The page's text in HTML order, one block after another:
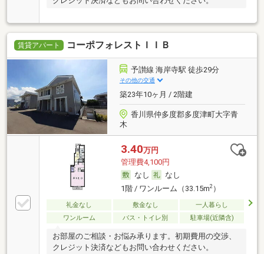
賃貸アパート コーポフォレストＩＩＢ
予讃線 海岸寺駅 徒歩29分
その他の交通
築23年10ヶ月 / 2階建
香川県仲多度郡多度津町大字青
木
3.40万円
管理費4,100円
なし
なし
1階 / ワンルーム（33.15m2）
礼金なし 敷金なし
一人暮らし
ワンルーム
バス・トイレ別 駐車場(近隣含)
お部屋のご相談・お悩み承ります。初期費用の交渉、
クレジット決済などもお問い合わせください。